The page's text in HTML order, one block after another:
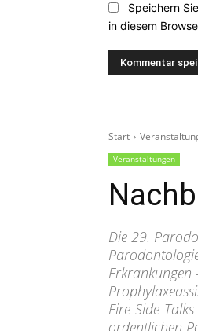
Speichern
in diesem